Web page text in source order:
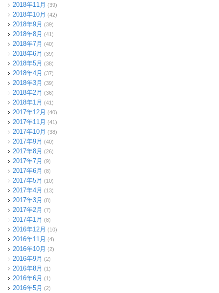
2018年11月 (39)
2018年10月 (42)
2018年9月 (39)
2018年8月 (41)
2018年7月 (40)
2018年6月 (39)
2018年5月 (38)
2018年4月 (37)
2018年3月 (39)
2018年2月 (36)
2018年1月 (41)
2017年12月 (40)
2017年11月 (41)
2017年10月 (38)
2017年9月 (40)
2017年8月 (26)
2017年7月 (9)
2017年6月 (8)
2017年5月 (10)
2017年4月 (13)
2017年3月 (8)
2017年2月 (7)
2017年1月 (8)
2016年12月 (10)
2016年11月 (4)
2016年10月 (2)
2016年9月 (2)
2016年8月 (1)
2016年6月 (1)
2016年5月 (2)